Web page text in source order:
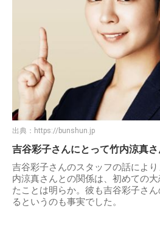
出典： https://bunshun.jp
吉谷彩子さんにとって竹内涼真
吉谷彩子さんのスタッフの話によ
内涼真さんとの関係は、初めての
たことは明らか。彼も吉谷彩子さ
るというのも事実でした。